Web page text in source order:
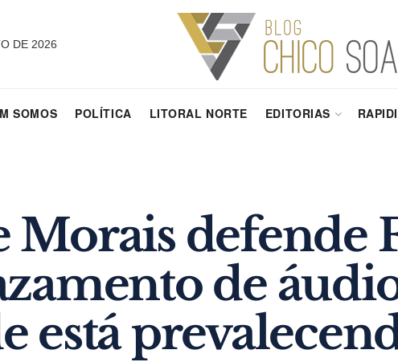
DE 2026
SOMOS POLÍTICA LITORAL NORTE EDITORIAS
Morais defende
de
está